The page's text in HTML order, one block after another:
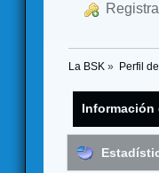
La BSK » Perfil
Información